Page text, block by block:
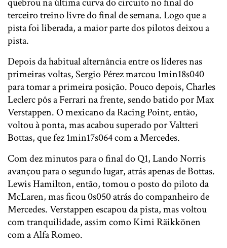
terceiro treino livre do final de semana. Logo que a
pista foi liberada, a maior parte dos pilotos deixou a
pista.
Depois da habitual alternância entre os líderes nas
primeiras voltas, Sergio Pérez marcou 1min18s040
para tomar a primeira posição. Pouco depois, Charles
Leclerc pôs a Ferrari na frente, sendo batido por Max
Verstappen. O mexicano da Racing Point, então,
voltou à ponta, mas acabou superado por Valtteri
Bottas, que fez 1min17s064 com a Mercedes.
Com dez minutos para o final do Q1, Lando Norris
avançou para o segundo lugar, atrás apenas de Bottas.
Lewis Hamilton, então, tomou o posto do piloto da
McLaren, mas ficou 0s050 atrás do companheiro de
Mercedes. Verstappen escapou da pista, mas voltou
com tranquilidade, assim como Kimi Räikkönen
com a Alfa Romeo.